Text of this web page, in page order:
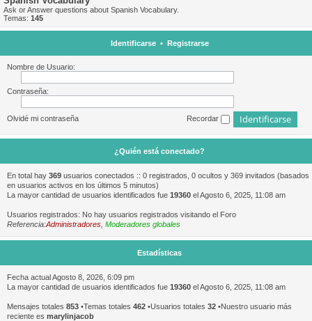
Ask or Answer questions about Spanish Vocabulary.
Temas: 145
Identificarse• Registrarse
Nombre de Usuario:
Contraseña:
Olvidé mi contraseña Recordar
¿Quién está conectado?
En total hay 369 usuarios conectados :: 0 registrados, 0 ocultos y 369 invitados (basados
en usuarios activos en los últimos 5 minutos)
La mayor cantidad de usuarios identificados fue 19360 el Agosto 6, 2025, 11:08 am
Usuarios registrados: No hay usuarios registrados visitando el Foro
Referencia:Administradores Moderadores globales
Estadísticas
Fecha actual Agosto 8, 2026, 6:09 pm
La mayor cantidad de usuarios identificados fue 19360 el Agosto 6, 2025, 11:08 am
Mensajes totales 853 •Temas totales 462 •Usuarios totales 32 •Nuestro usuario más
reciente es marylinjacob